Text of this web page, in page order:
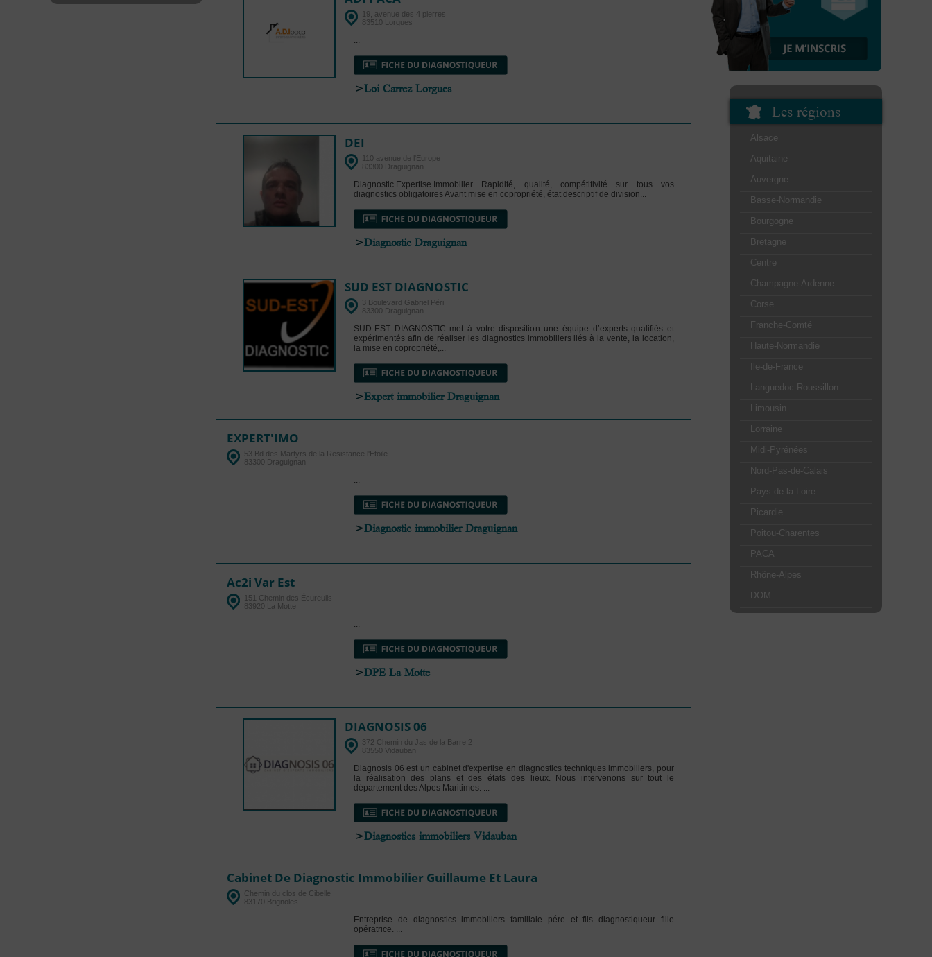
Les régions
Alsace
Aquitaine
Auvergne
Basse-Normandie
Bourgogne
Bretagne
Centre
Champagne-Ardenne
Corse
Franche-Comté
Haute-Normandie
Ile-de-France
Languedoc-Roussillon
Limousin
Lorraine
Midi-Pyrénées
Nord-Pas-de-Calais
Pays de la Loire
Picardie
Poitou-Charentes
PACA
Rhône-Alpes
DOM
19, avenue des 4 pierres
83510 Lorgues
...
>Loi Carrez Lorgues
DEI
110 avenue de l'Europe
83300 Draguignan
Diagnostic.Expertise.Immobilier Rapidité, qualité, compétitivité sur tous vos
diagnostics obligatoires Avant mise en copropriété, état descriptif de division...
>Diagnostic Draguignan
SUD EST DIAGNOSTIC
3 Boulevard Gabriel Péri
83300 Draguignan
SUD-EST DIAGNOSTIC met à votre disposition une équipe d’experts qualifiés et
expérimentés afin de réaliser les diagnostics immobiliers liés à la vente, la location,
la mise en copropriété,...
>Expert immobilier Draguignan
EXPERT'IMO
53 Bd des Martyrs de la Resistance l'Etoile
83300 Draguignan
...
>Diagnostic immobilier Draguignan
Ac2i Var Est
151 Chemin des Écureuils
83920 La Motte
...
>DPE La Motte
DIAGNOSIS 06
372 Chemin du Jas de la Barre 2
83550 Vidauban
Diagnosis 06 est un cabinet d'expertise en diagnostics techniques immobiliers, pour
la réalisation des plans et des états des lieux. Nous intervenons sur tout le
département des Alpes Maritimes. ...
>Diagnostics immobiliers Vidauban
Cabinet De Diagnostic Immobilier Guillaume Et Laura
Chemin du clos de Cibelle
83170 Brignoles
Entreprise de diagnostics immobiliers familiale pére et fils diagnostiqueur fille
opératrice. ...